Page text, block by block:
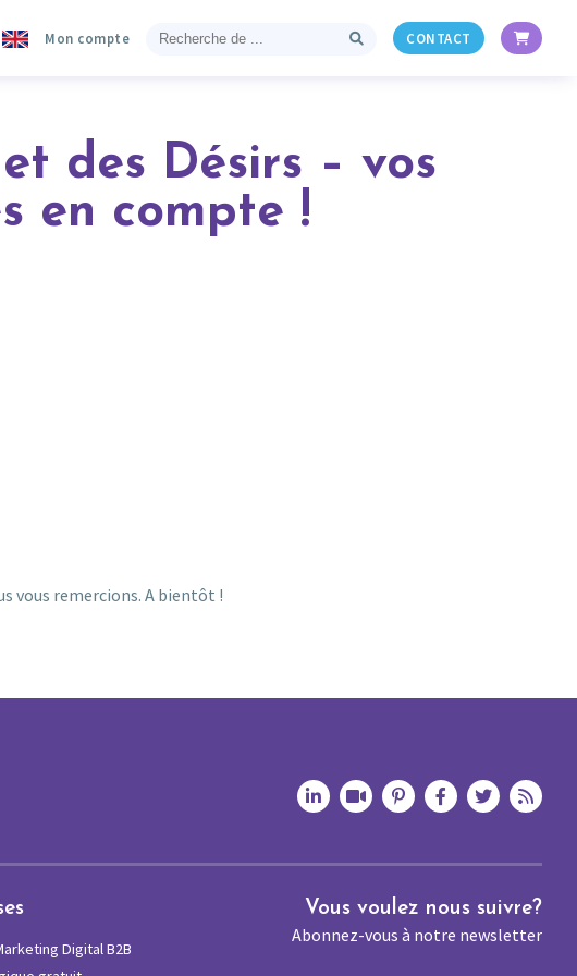
Mon compte CONTACT
des Désirs – vos
en compte !
vous remercions. A bientôt !
Digital B2B
Vous voulez nous suivre?
Abonnez-vous à notre newsletter